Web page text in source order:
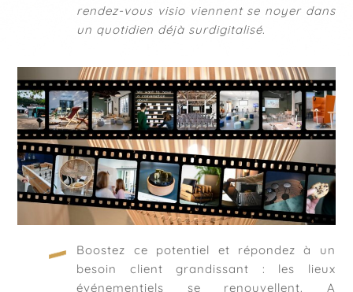
rendez-vous visio viennent se noyer dans
un quotidien déjà surdigitalisé.
Boostez ce potentiel et répondez à un
besoin client grandissant : les lieux
événementiels se renouvellent. A